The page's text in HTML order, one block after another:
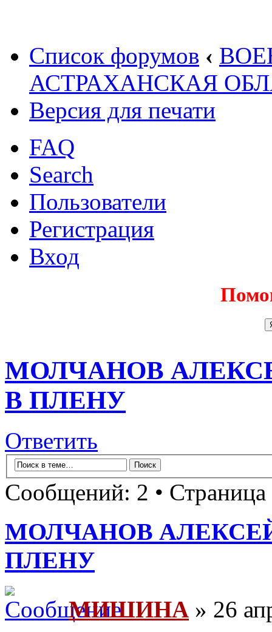
Список форумов ‹
АСТРАХАНСКАЯ
Версия для печати
FAQ
Search
Пользователи
Регистрация
Вход
МОЛЧАНОВ
В ПЛЕНУ
Ответить
Сообщений: 2 • Страница
МОЛЧАНОВ
ПЛЕНУ
МИШИНА » 26